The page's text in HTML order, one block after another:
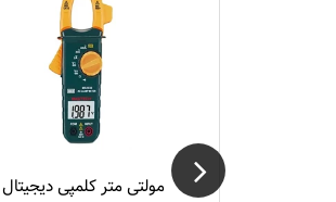
مولتی متر کلمپی دیجیتال